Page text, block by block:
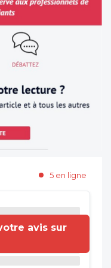
5 en ligne
avis sur